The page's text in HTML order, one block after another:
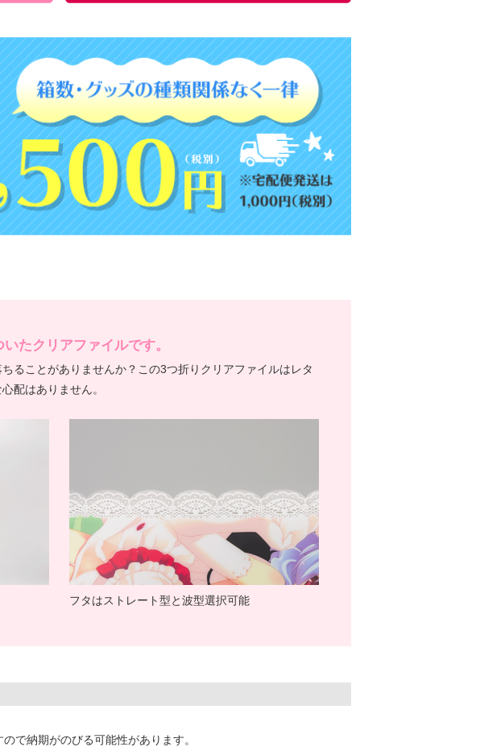
たクリアファイルです。
ることがありませんか？この3つ折りクリアファイルはレタ
配はありません。
フタはストレート型と波型選択可能
で納期がのびる可能性があります。